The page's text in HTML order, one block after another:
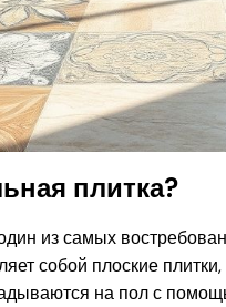
плитка?
из самых
собой плоские
на пол с